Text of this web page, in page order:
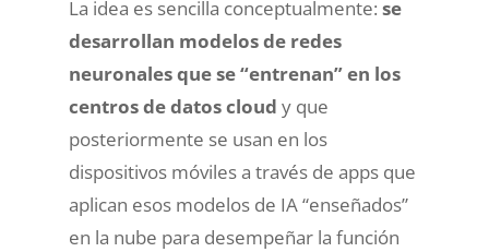
La idea es sencilla conceptualmente: se
desarrollan modelos de redes
neuronales que se “entrenan” en los
centros de datos cloud y que
posteriormente se usan en los
dispositivos móviles a través de apps que
aplican esos modelos de IA “enseñados”
en la nube para desempeñar la función